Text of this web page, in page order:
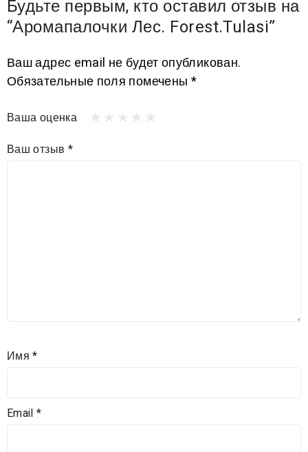
Будьте первым, кто оставил отзыв на
“Аромапалочки Лес. Forest.Tulasi”
Ваш адрес email не будет опубликован.
Обязательные поля помечены *
Ваша оценка
Ваш отзыв *
Имя*
Email*